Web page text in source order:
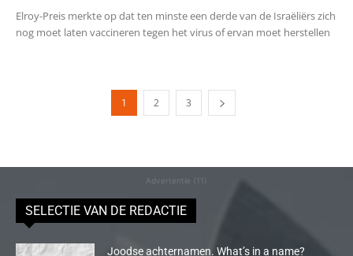
Elroy-Preis merkte op dat ten minste een derde van de Israëliërs zich
nog moet laten vaccineren tegen het virus of ervan moet herstellen
1 2 3
Advertentie (11)
SELECTIE VAN DE REDACTIE
Joodse achternamen. What’s in a name?